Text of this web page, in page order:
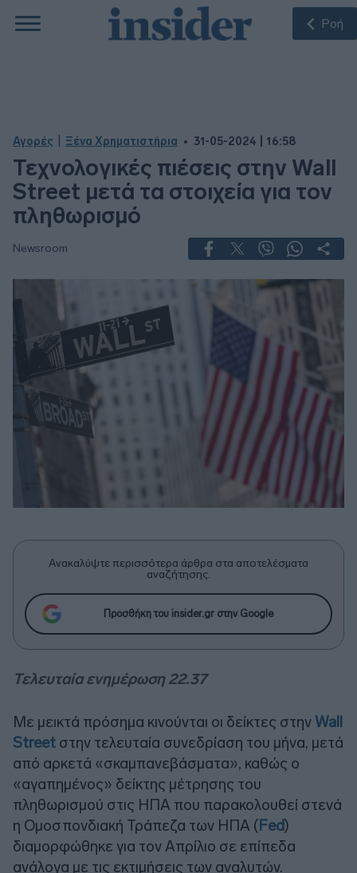
Ροή
Αγορές Ξένα Χρηματιστήρια 31-05-2024 | 16:58
Τεχνολογικές πιέσεις στην Wall
Street μετά τα στοιχεία για τον
πληθωρισμό
Newsroom
Ανακαλύψτε περισσότερα άρθρα στα αποτελέσματα
αναζήτησης.
Προσθήκη του insider.gr στην Google
Τελευταία ενημέρωση 22.37
Με μεικτά πρόσημα κινούνται οι δείκτες στην Wall
Street στην τελευταία συνεδρίαση του μήνα, μετά
από αρκετά «σκαμπανεβάσματα», καθώς ο
«αγαπημένος» δείκτης μέτρησης του
πληθωρισμού στις ΗΠΑ που παρακολουθεί στενά
η Ομοσπονδιακή Τράπεζα των ΗΠΑ (Fed)
διαμορφώθηκε για τον Απρίλιο σε επίπεδα
ανάλογα με τις εκτιμήσεις των αναλυτών.